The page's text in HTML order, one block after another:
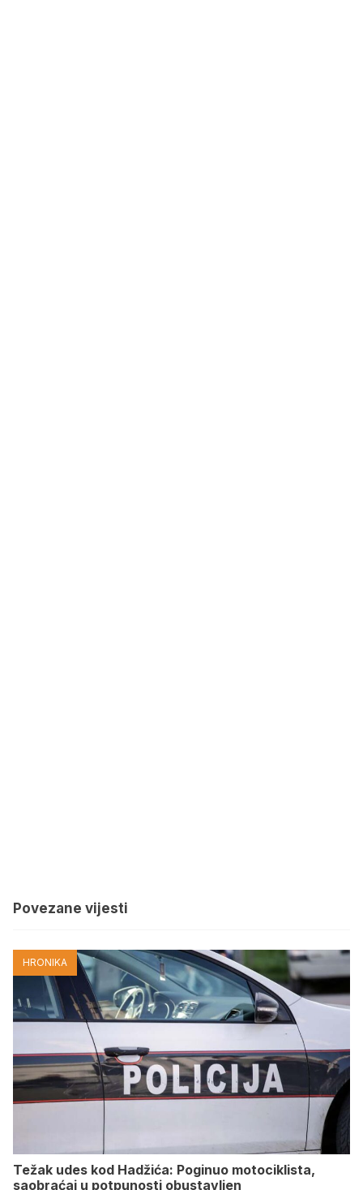
Povezane vijesti
HRONIKA
Težak udes kod Hadžića: Poginuo motociklista,
saobraćaj u potpunosti obustavljen